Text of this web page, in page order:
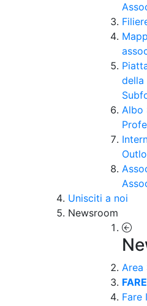
della
Albo
Unisciti a noi
Newsroom
Area
Fare